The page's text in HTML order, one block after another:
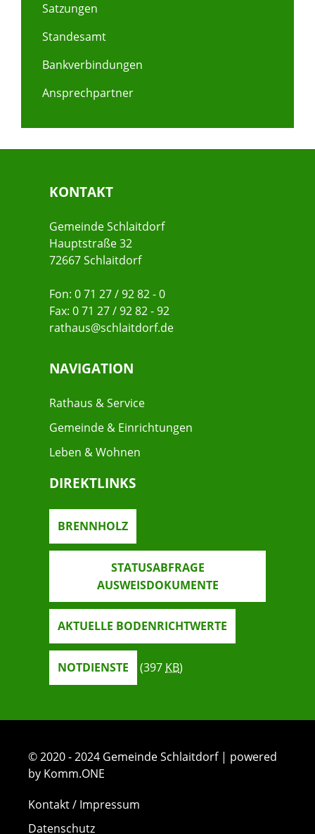
Satzungen
Standesamt
Bankverbindungen
Ansprechpartner
KONTAKT
Gemeinde Schlaitdorf
Hauptstraße 32
72667 Schlaitdorf
Fon: 0 71 27 / 92 82 - 0
Fax: 0 71 27 / 92 82 - 92
rathaus@schlaitdorf.de
NAVIGATION
Rathaus & Service
Gemeinde & Einrichtungen
Leben & Wohnen
DIREKTLINKS
BRENNHOLZ
STATUSABFRAGE
AUSWEISDOKUMENTE
AKTUELLE BODENRICHTWERTE
NOTDIENSTE (397 KB)
© 2020 - 2024 Gemeinde Schlaitdorf | powered
by Komm.ONE
Kontakt / Impressum
Datenschutz